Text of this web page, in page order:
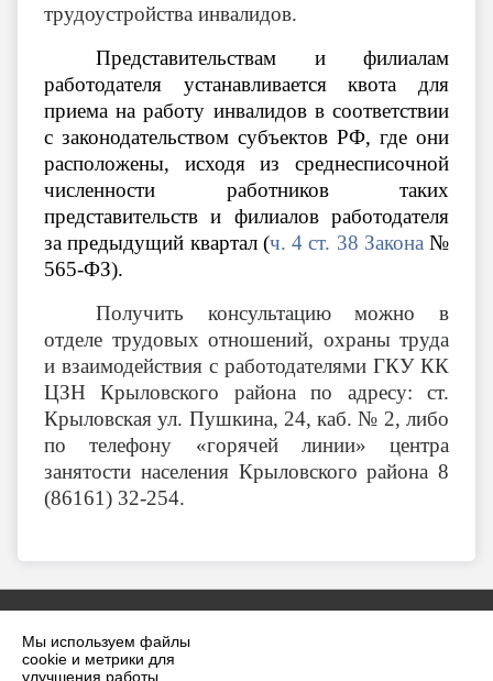
Мы используем файлы
cookie и метрики для
улучшения работы
трудоустройства инвалидов.
Представительствам и филиалам
работодателя устанавливается квота для
приема на работу инвалидов в соответствии
с законодательством субъектов РФ, где они
расположены, исходя из среднесписочной
численности работников таких
представительств и филиалов работодателя
за предыдущий квартал (ч. 4 ст. 38 Закона №
565-ФЗ).
Получить консультацию можно в
отделе трудовых отношений, охраны труда
и взаимодействия с работодателями ГКУ КК
ЦЗН Крыловского района по адресу: ст.
Крыловская ул. Пушкина, 24, каб. № 2, либо
по телефону «горячей линии» центра
занятости населения Крыловского района 8
(86161) 32-254.